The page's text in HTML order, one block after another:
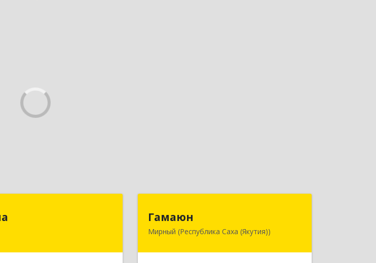
/Якутия/ Респ, Якутск г,
Гамаюн
Мирный (Республика Саха (Якутия))
678170, Саха /Якутия/ Респ,